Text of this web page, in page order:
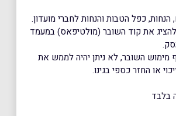
כפל הטבות והנחות לחברי מועדון.
את קוד השובר (מולטיפאס) במעמד
מימוש השובר, לא ניתן יהיה לממש את
או החזר כספי בגינו.
בלבד